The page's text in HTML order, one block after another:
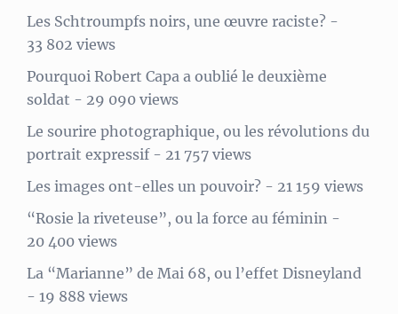
Les Schtroumpfs noirs, une œuvre raciste? -
33 802 views
Pourquoi Robert Capa a oublié le deuxième
soldat - 29 090 views
Le sourire photographique, ou les révolutions du
portrait expressif- 21 757 views
Les images ont-elles un pouvoir? - 21 159 views
“Rosie la riveteuse”, ou la force au féminin -
20 400 views
La “Marianne” de Mai 68, ou l’effet Disneyland
- 19 888 views